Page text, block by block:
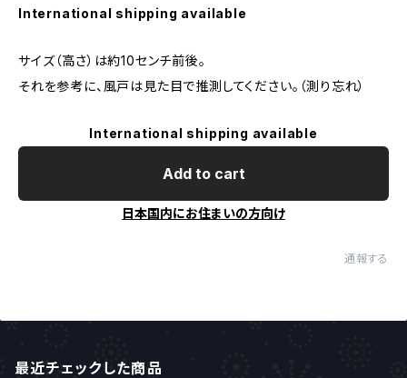
International shipping available
サイズ（高さ）は約10センチ前後。
それを参考に、風戸は見た目で推測してください。（測り忘れ）
International shipping available
Add to cart
日本国内にお住まいの方向け
通報する
最近チェックした商品